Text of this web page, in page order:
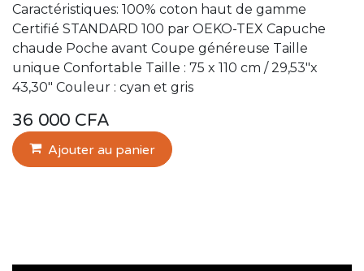
Caractéristiques: 100% coton haut de gamme
Certifié STANDARD 100 par OEKO-TEX Capuche
chaude Poche avant Coupe généreuse Taille
unique Confortable Taille : 75 x 110 cm / 29,53″x
43,30″ Couleur : cyan et gris
36 000 CFA
Ajouter au panier